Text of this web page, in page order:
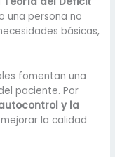
una persona no
básicas,
fomentan una
paciente. Por
y la
la calidad